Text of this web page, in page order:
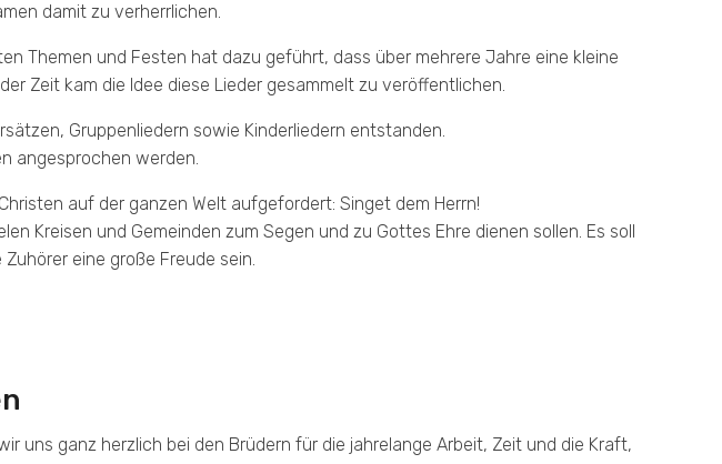
damit zu verherrlichen.
Themen und Festen hat dazu geführt, dass über mehrere Jahre eine kleine
Zeit kam die Idee diese Lieder gesammelt zu veröffentlichen.
Gruppenliedern sowie Kinderliedern entstanden.
angesprochen werden.
auf der ganzen Welt aufgefordert: Singet dem Herrn!
Kreisen und Gemeinden zum Segen und zu Gottes Ehre dienen sollen. Es soll
eine große Freude sein.
uns ganz herzlich bei den Brüdern für die jahrelange Arbeit, Zeit und die Kraft,